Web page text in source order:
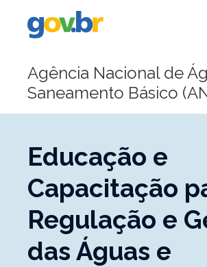
Portal
Gov.br
Agência Nacional de
Saneamento Básico
Educação e
Capacitação
Regulação e
das Águas e